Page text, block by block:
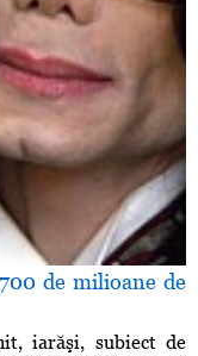
de milioane de
iarăşi, subiect de